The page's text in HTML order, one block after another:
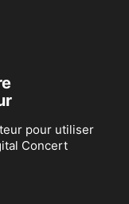
pour utiliser
Concert